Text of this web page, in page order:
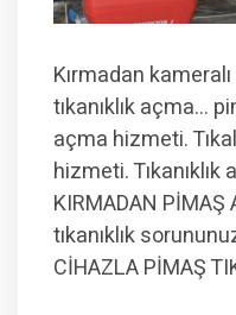
Kırmadan
tıkanıklık açma…
açma hizmeti.
hizmeti.
KIRMADAN PİMAŞ
tıkanıklık
CİHAZLA PİMAŞ